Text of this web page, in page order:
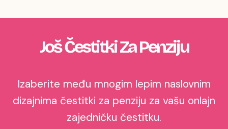
Još Čestitki Za Penziju
Izaberite među mnogim lepim naslovnim
dizajnima čestitki za penziju za vašu onlajn
zajedničku čestitku.